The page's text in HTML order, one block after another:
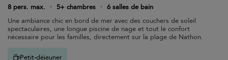
8 pers. max. · 5+ chambres · 6 salles de bain
Une ambiance chic en bord de mer avec des couchers de soleil
spectaculaires, une longue piscine de nage et tout le confort
nécessaire pour les familles, directement sur la plage de Nathon.
Petit-déjeuner